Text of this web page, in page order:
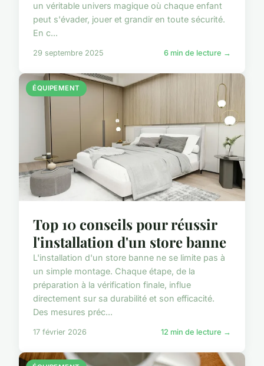
un véritable univers magique où chaque enfant
peut s'évader, jouer et grandir en toute sécurité.
En c...
29 septembre 2025 6 min de lecture →
ÉQUIPEMENT
Top 10 conseils pour réussir
l'installation d'un store banne
L'installation d'un store banne ne se limite pas à
un simple montage. Chaque étape, de la
préparation à la vérification finale, influe
directement sur sa durabilité et son efficacité.
Des mesures préc...
17 février 2026 12 min de lecture →